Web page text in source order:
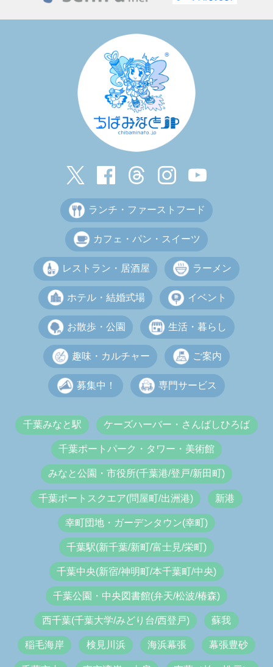
ランチ・ファーストフード
カフェ・パン・スイーツ
レストラン・居酒屋 ラーメン
ホテル・結婚式場 イベント
お散歩・公園 生活・暮らし
趣味・カルチャー ご案内
募集中！ 専門サービス
千葉みなと駅 ケーズハーバー・さんばしひろば
千葉ポートパーク・タワー・美術館
みなと公園・市役所(千葉港/登戸/新田町)
千葉ポートスクエア(問屋町/出洲港) 新港
幸町団地・ガーデンタウン(幸町)
千葉駅(新千葉/新町/富士見/栄町)
千葉中央(新宿/神明町/本千葉町/中央)
千葉公園・中央図書館(弁天/松波/椿森)
西千葉(千葉大学/みどり台/西登戸) 蘇我
稲毛海岸 検見川浜 海浜幕張 幕張豊砂